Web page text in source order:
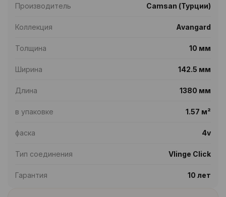
Производитель Camsan (Турции)
Коллекция Avangard
Толщина 10 мм
Ширина 142.5 мм
Длина 1380 мм
в упаковке 1.57 м²
фаска 4v
Тип соединения Vӓlinge Click
Гарантия 10 лет